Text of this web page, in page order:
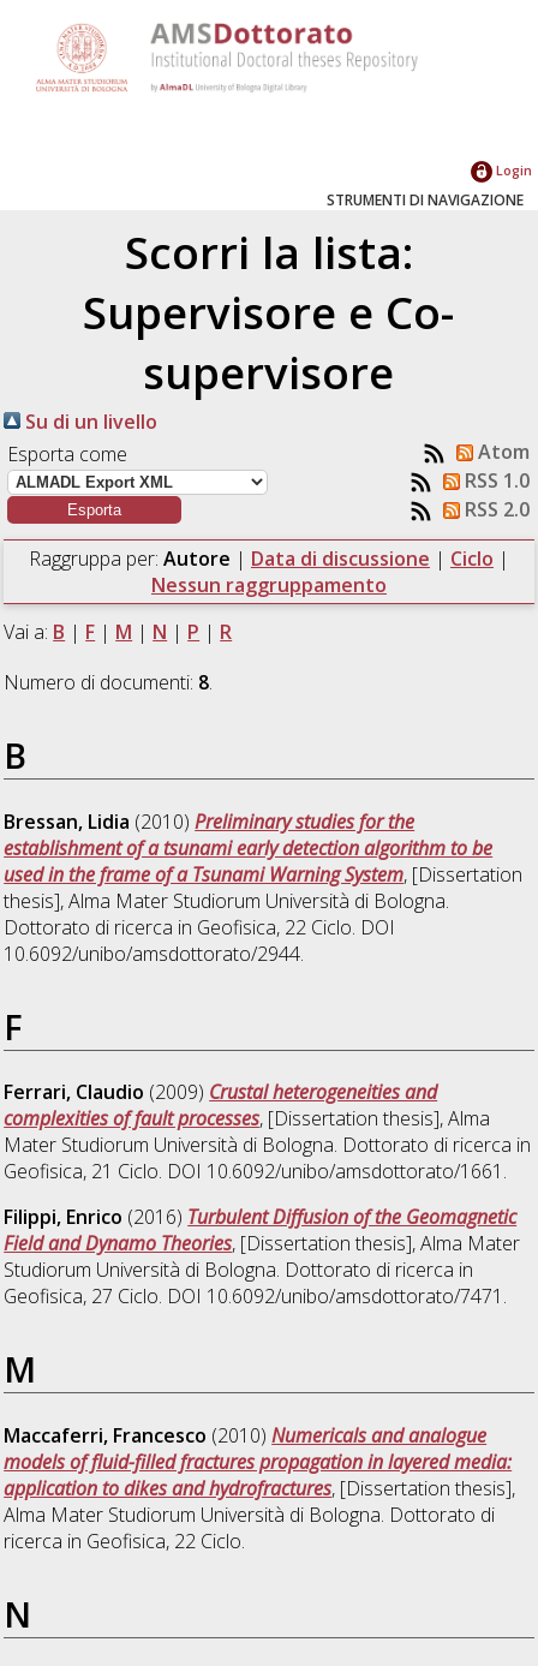
Login
STRUMENTI DI NAVIGAZIONE
Scorri la lista:
Supervisore e Co-
supervisore
Su di un livello
Esporta come
Atom
RSS 1.0
RSS 2.0
Raggruppa per: Autore | Data di discussione | Ciclo |
Nessun raggruppamento
Vai a: B | F | M | N | P | R
Numero di documenti: 8.
B
Bressan, Lidia (2010)Preliminary studies for the
establishment of a tsunami early detection algorithm to be
used in the frame of a Tsunami Warning System, [Dissertation
thesis], Alma Mater Studiorum Università di Bologna.
Dottorato di ricerca in Geofisica, 22 Ciclo. DOI
10.6092/unibo/amsdottorato/2944.
F
Ferrari, Claudio (2009) Crustal heterogeneities and
complexities of fault processes, [Dissertation thesis], Alma
Mater Studiorum Università di Bologna. Dottorato di ricerca in
Geofisica, 21 Ciclo. DOI 10.6092/unibo/amsdottorato/1661.
Filippi, Enrico (2016) Turbulent Diffusion of the Geomagnetic
Field and Dynamo Theories, [Dissertation thesis], Alma Mater
Studiorum Università di Bologna. Dottorato di ricerca in
Geofisica, 27 Ciclo. DOI 10.6092/unibo/amsdottorato/7471.
M
Maccaferri, Francesco (2010)Numericals and analogue
models of fluid-filled fractures propagation in layered media:
application to dikes and hydrofractures, [Dissertation thesis],
Alma Mater Studiorum Università di Bologna. Dottorato di
ricerca in Geofisica, 22 Ciclo.
N